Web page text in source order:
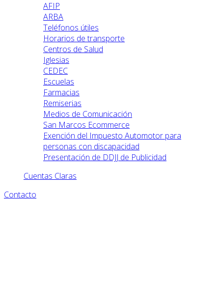
AFIP
ARBA
Teléfonos útiles
Horarios de transporte
Centros de Salud
Iglesias
CEDEC
Escuelas
Farmacias
Remiserias
Medios de Comunicación
San Marcos Ecommerce
Exención del Impuesto Automotor para
personas con discapacidad
Presentación de DDJJ de Publicidad
Cuentas Claras
Contacto